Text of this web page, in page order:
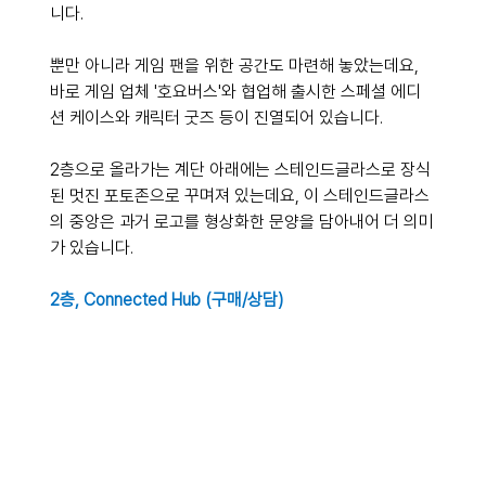
니다.
뿐만 아니라 게임 팬을 위한 공간도 마련해 놓았는데요,
바로 게임 업체 '호요버스'와 협업해 출시한 스페셜 에디
션 케이스와 캐릭터 굿즈 등이 진열되어 있습니다.
2층으로 올라가는 계단 아래에는 스테인드글라스로 장식
된 멋진 포토존으로 꾸며져 있는데요, 이 스테인드글라스
의 중앙은 과거 로고를 형상화한 문양을 담아내어 더 의미
가 있습니다.
2층, Connected Hub (구매/상담)